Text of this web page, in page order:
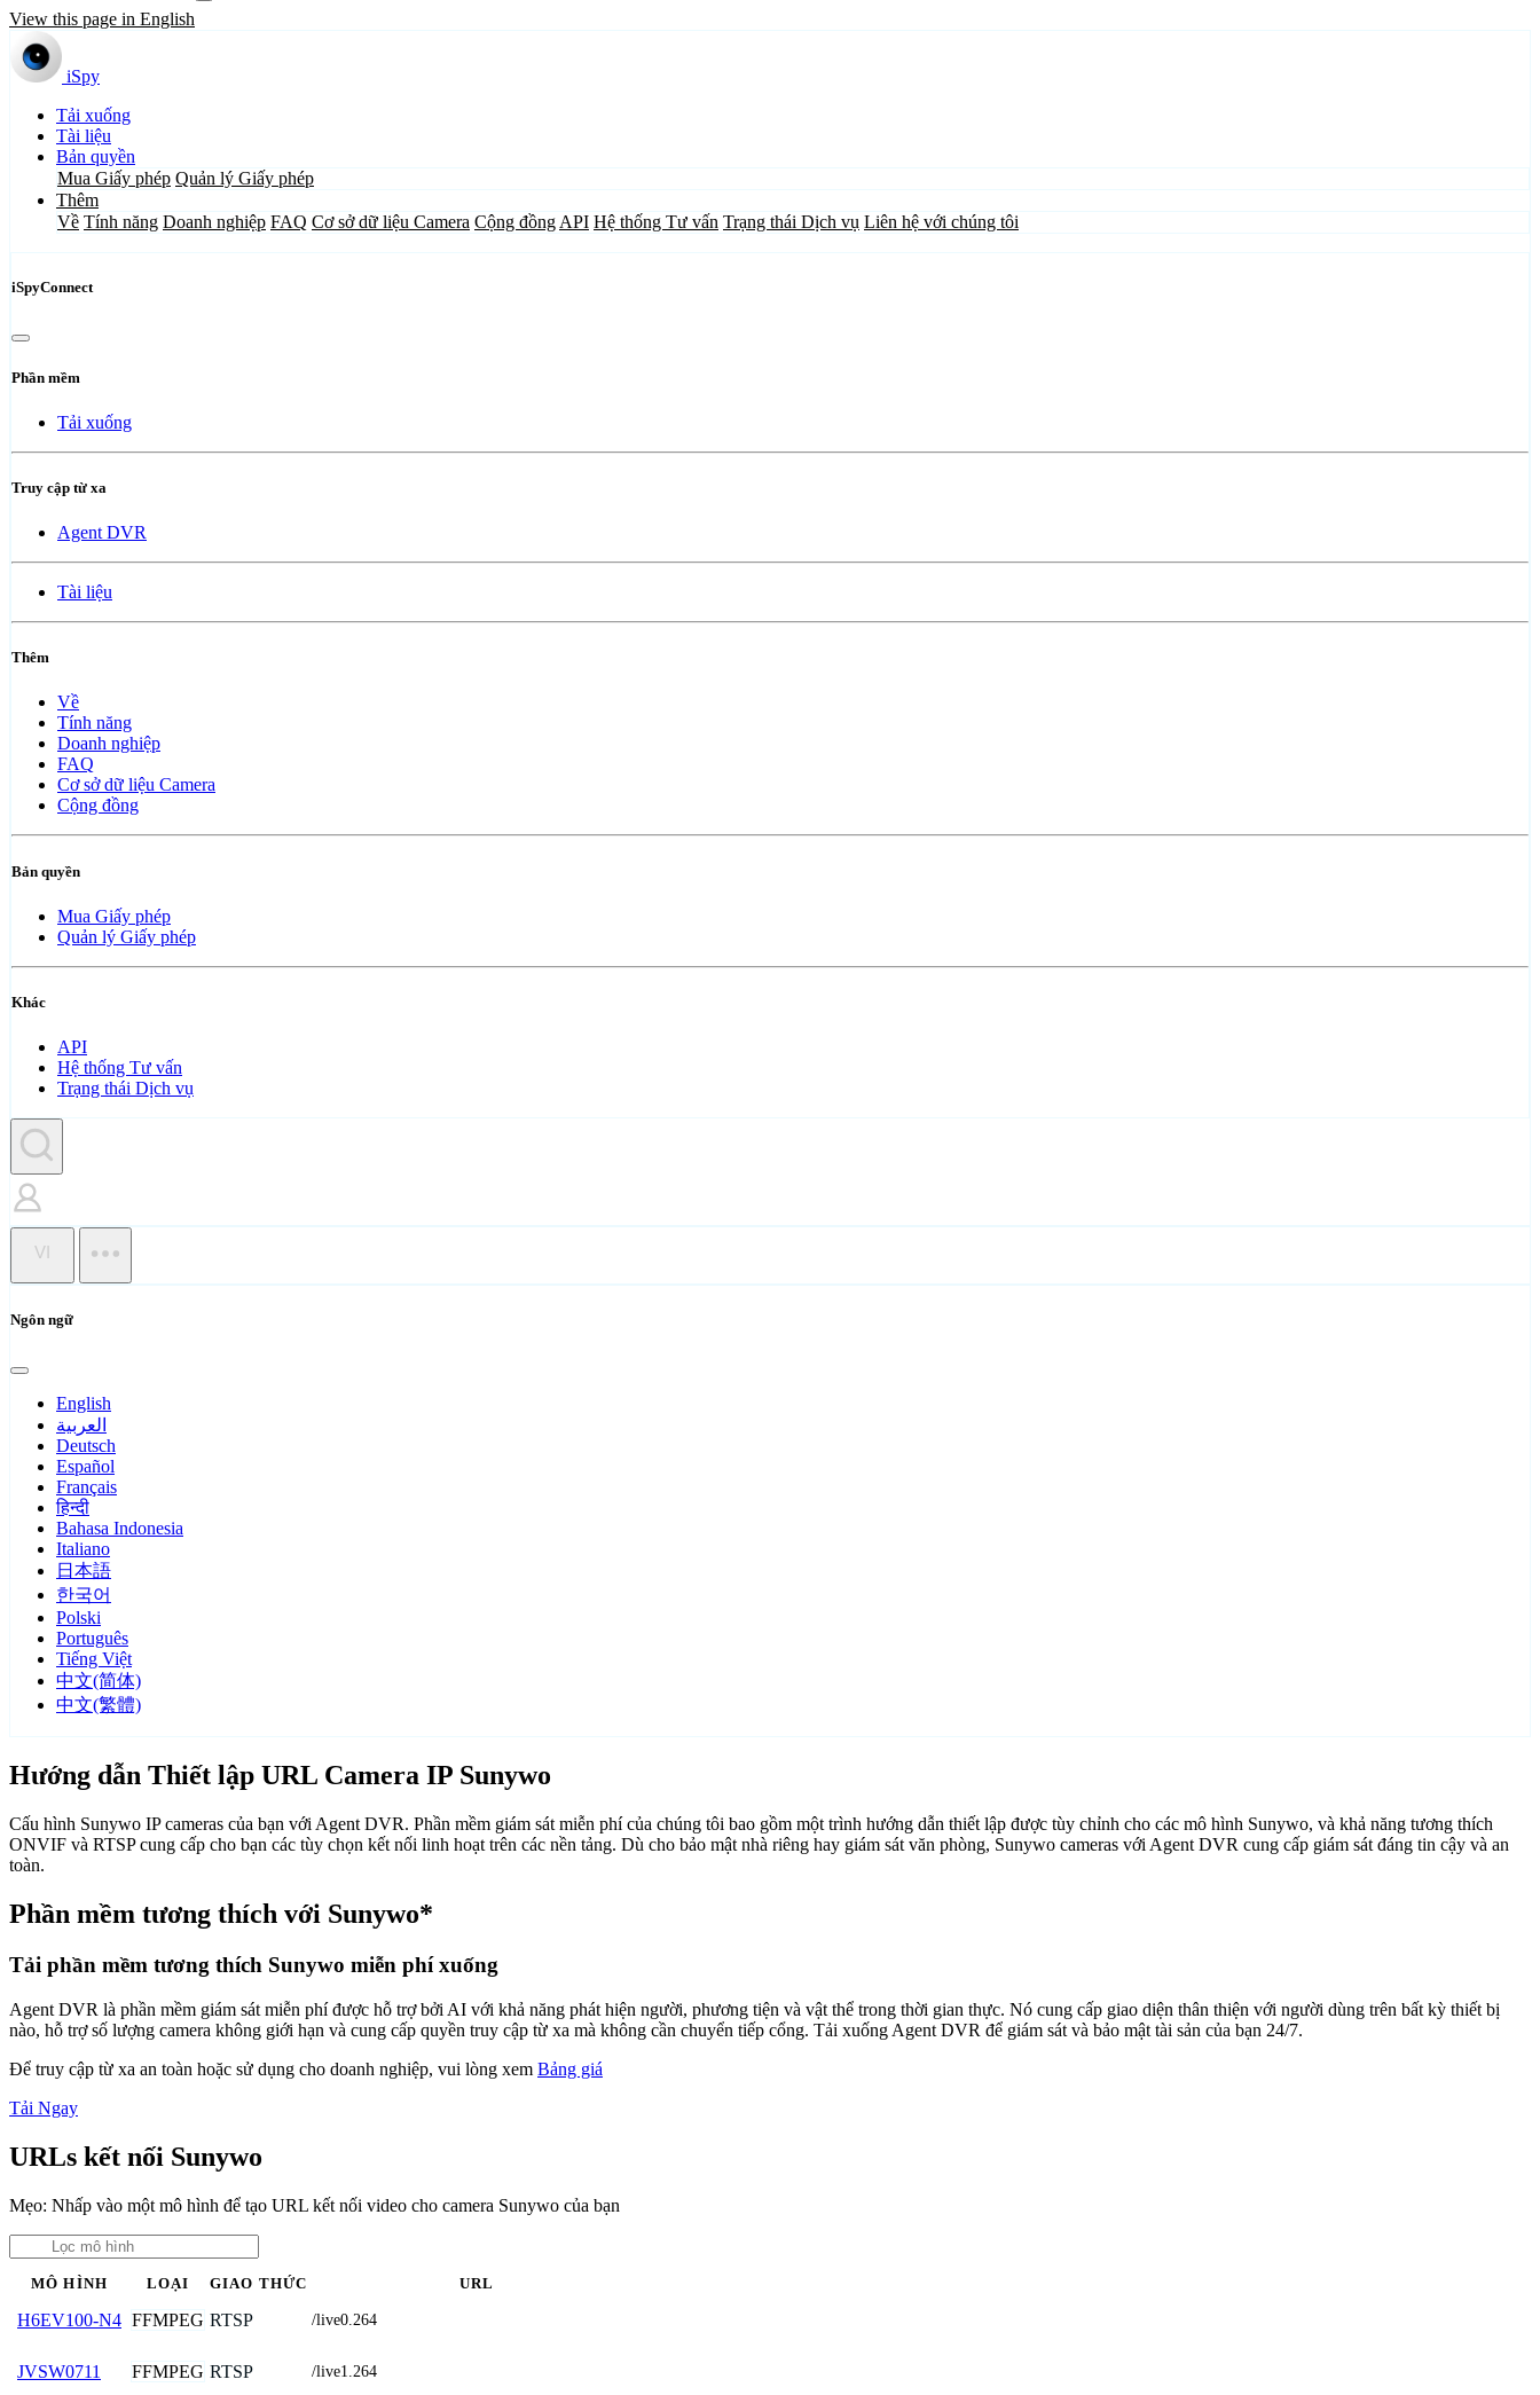
View this page in English
iSpy
Tải xuống
Tài liệu
Bản quyền
Mua Giấy phép Quản lý Giấy phép
Thêm
Về Tính năng Doanh nghiệp FAQ Cơ sở dữ liệu Camera Cộng đồng API Hệ thống Tư vấn Trạng thái Dịch vụ Liên hệ với chúng tôi
iSpyConnect
Phần mềm
Tải xuống
Truy cập từ xa
Agent DVR
Tài liệu
Thêm
Về
Tính năng
Doanh nghiệp
FAQ
Cơ sở dữ liệu Camera
Cộng đồng
Bản quyền
Mua Giấy phép
Quản lý Giấy phép
Khác
API
Hệ thống Tư vấn
Trạng thái Dịch vụ
VI
Ngôn ngữ
English
العربية
Deutsch
Español
Français
हिन्दी
Bahasa Indonesia
Italiano
日本語
한국어
Polski
Português
Tiếng Việt
中文(简体)
中文(繁體)
Hướng dẫn Thiết lập URL Camera IP Sunywo
Cấu hình Sunywo IP cameras của bạn với Agent DVR. Phần mềm giám sát miễn phí của chúng tôi bao gồm một trình hướng dẫn thiết lập được tùy chỉnh cho các mô hình Sunywo, và khả năng tương thích
ONVIF và RTSP cung cấp cho bạn các tùy chọn kết nối linh hoạt trên các nền tảng. Dù cho bảo mật nhà riêng hay giám sát văn phòng, Sunywo cameras với Agent DVR cung cấp giám sát đáng tin cậy và an
toàn.
Phần mềm tương thích với Sunywo*
Tải phần mềm tương thích Sunywo miễn phí xuống
Agent DVR là phần mềm giám sát miễn phí được hỗ trợ bởi AI với khả năng phát hiện người, phương tiện và vật thể trong thời gian thực. Nó cung cấp giao diện thân thiện với người dùng trên bất kỳ thiết bị
nào, hỗ trợ số lượng camera không giới hạn và cung cấp quyền truy cập từ xa mà không cần chuyển tiếp cổng. Tải xuống Agent DVR để giám sát và bảo mật tài sản của bạn 24/7.
Để truy cập từ xa an toàn hoặc sử dụng cho doanh nghiệp, vui lòng xem Bảng giá
Tải Ngay
URLs kết nối Sunywo
Mẹo: Nhấp vào một mô hình để tạo URL kết nối video cho camera Sunywo của bạn
MÔ HÌNH LOẠI GIAO THỨC URL
H6EV100-N4 FFMPEG RTSP /live0.264
JVSW0711 FFMPEG RTSP /live1.264